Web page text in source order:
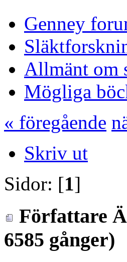
Genney
Allmänt om
Mögliga
« föregående
Skriv ut
Sidor: [1]
Författare
6585 gånger)